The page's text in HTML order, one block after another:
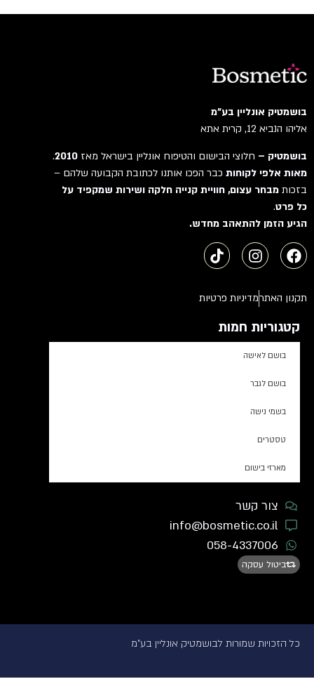
בושמטיק אונליין בע"מ
אליהו הנביא 12, קרית אתא
בושמטיק –חלוצי הבישום והטיפוח אונליין בישראל מאז2010
.
מאות אלפי לקוחותכבר הפכו אותנו לכתובת הקבועה שלהם –
בזכותמבחר עצום, חוויית קנייה חלקה ושירות שמקפיד על
כל פרט.
הגיע הזמן להתאהב מחדש.
תקנון האתרמדיניות פרטיות
קטגוריות חמות
בושם לאישה
בושם לגבר
בשמי נישה
טסטרים
מארזי בישום
צור קשר
info@bosmetic.co.il
058-4337006
ביטול עסקה
כל הזכויות שמורות לבושמטיק אונליין בע"מ